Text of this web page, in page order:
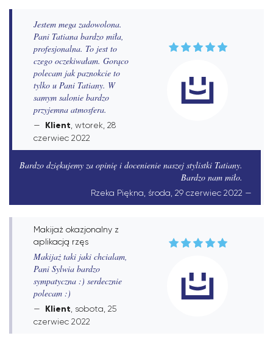
Jestem mega zadowolona.
Pani Tatiana bardzo miła,
profesjonalna. To jest to
czego oczekiwałam. Gorąco
polecam jak paznokcie to
tylko u Pani Tatiany. W
samym salonie bardzo
przyjemna atmosfera.
Klient , wtorek, 28
czerwiec 2022
Bardzo dziękujemy za opinię i docenienie naszej stylistki Tatiany.
Bardzo nam miło.
Rzeka Piękna, środa, 29 czerwiec 2022
Makijaż okazjonalny z
aplikacją rzęs
Makijaż taki jaki chcialam,
Pani Sylwia bardzo
sympatyczna :) serdecznie
polecam :)
Klient , sobota, 25
czerwiec 2022